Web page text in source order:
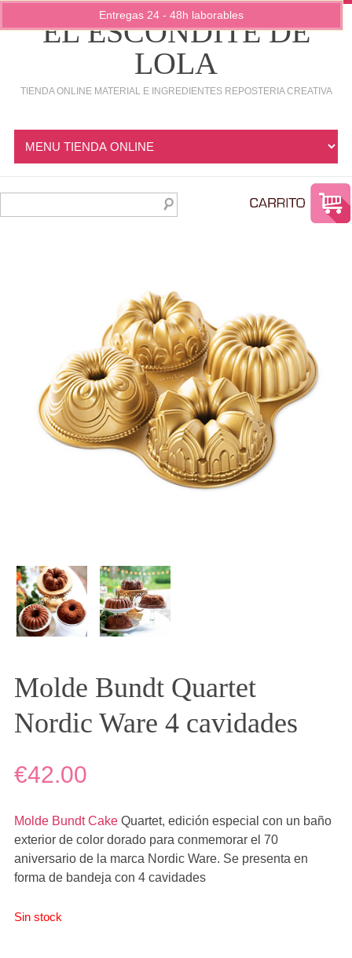
EL ESCONDITE DE
LOLA
TIENDA ONLINE MATERIAL E INGREDIENTES REPOSTERIA CREATIVA
Molde Bundt Quartet
Nordic Ware 4 cavidades
€42.00
Molde Bundt Cake Quartet, edición especial con un baño
exterior de color dorado para conmemorar el 70
aniversario de la marca Nordic Ware. Se presenta en
forma de bandeja con 4 cavidades
Sin stock
Entregas 24 - 48h laborables